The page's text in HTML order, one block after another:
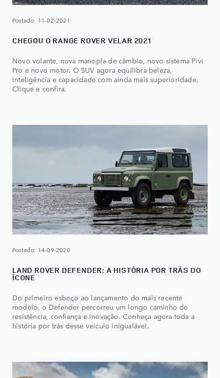
Postado: 11-02-2021
CHEGOU O RANGE ROVER VELAR 2021
Novo volante, nova manopla de câmbio, novo sistema Pivi
Pro e novo motor. O SUV agora equilibra beleza,
inteligência e capacidade com ainda mais superioridade.
Clique e confira.
Postado: 14-09-2020
LAND ROVER DEFENDER: A HISTÓRIA POR TRÁS DO
ÍCONE
Do primeiro esboço ao lançamento do mais recente
modelo, o Defender percorreu um longo caminho de
resistência, confiança e inovação. Conheça agora toda a
história por trás desse veículo inigualável.